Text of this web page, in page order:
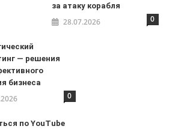
за атаку корабля
28.07.2026 0
— решения
бизнеса
0
по YouTube